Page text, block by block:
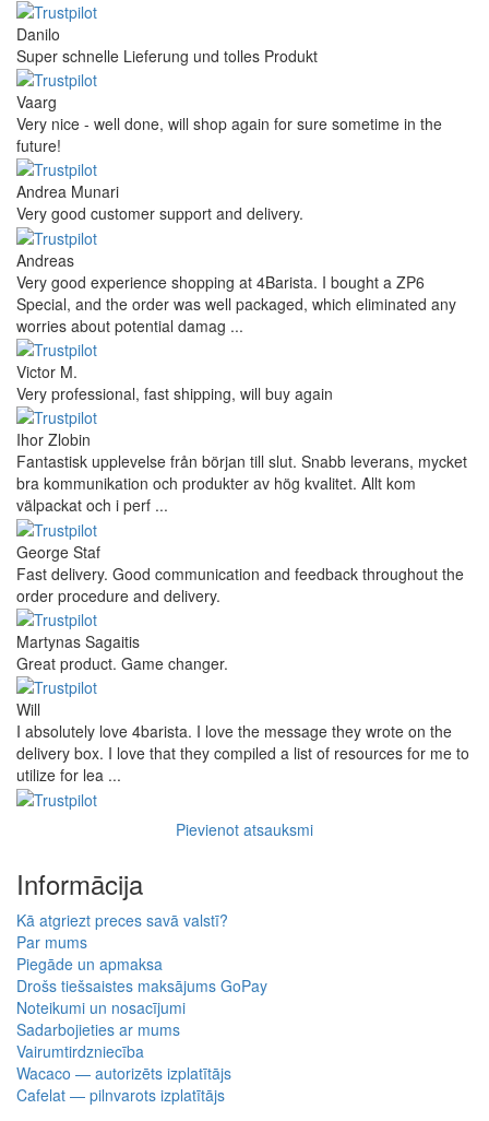
Danilo
Super schnelle Lieferung und tolles Produkt
Vaarg
Very nice - well done, will shop again for sure sometime in the
future!
Andrea Munari
Very good customer support and delivery.
Andreas
Very good experience shopping at 4Barista. I bought a ZP6
Special, and the order was well packaged, which eliminated any
worries about potential damag ...
Victor M.
Very professional, fast shipping, will buy again
Ihor Zlobin
Fantastisk upplevelse från början till slut. Snabb leverans, mycket
bra kommunikation och produkter av hög kvalitet. Allt kom
välpackat och i perf ...
George Staf
Fast delivery. Good communication and feedback throughout the
order procedure and delivery.
Martynas Sagaitis
Great product. Game changer.
Will
I absolutely love 4barista. I love the message they wrote on the
delivery box. I love that they compiled a list of resources for me to
utilize for lea ...
Pievienot atsauksmi
Informācija
Kā atgriezt preces savā valstī?
Par mums
Piegāde un apmaksa
Drošs tiešsaistes maksājums GoPay
Noteikumi un nosacījumi
Sadarbojieties ar mums
Vairumtirdzniecība
Wacaco — autorizēts izplatītājs
Cafelat — pilnvarots izplatītājs